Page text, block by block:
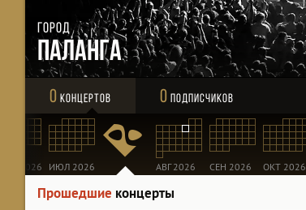
Город
Паланга
0 Концертов 0 Подписчиков
ИЮН 2026 ИЮЛ 2026 АВГ 2026 СЕН 2026 ОКТ 2026
Прошедшие концерты